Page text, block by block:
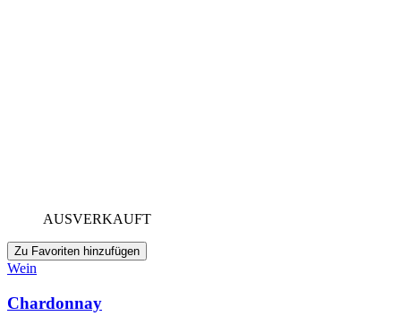
AUSVERKAUFT
Zu Favoriten hinzufügen
Wein
Chardonnay